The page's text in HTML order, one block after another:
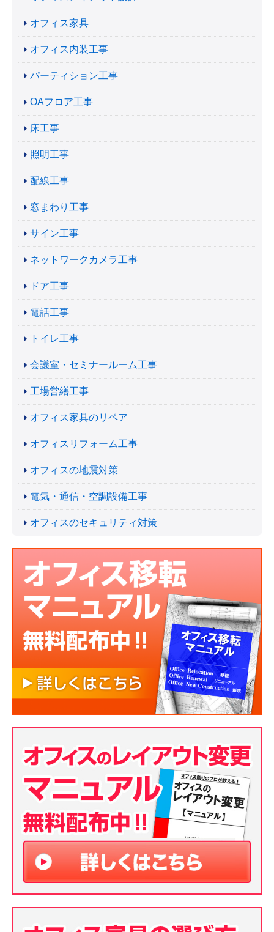
オフィス家具
オフィス内装工事
パーティション工事
OAフロア工事
床工事
照明工事
配線工事
窓まわり工事
サイン工事
ネットワークカメラ工事
ドア工事
電話工事
トイレ工事
会議室・セミナールーム工事
工場営繕工事
オフィス家具のリペア
オフィスリフォーム工事
オフィスの地震対策
電気・通信・空調設備工事
オフィスのセキュリティ対策